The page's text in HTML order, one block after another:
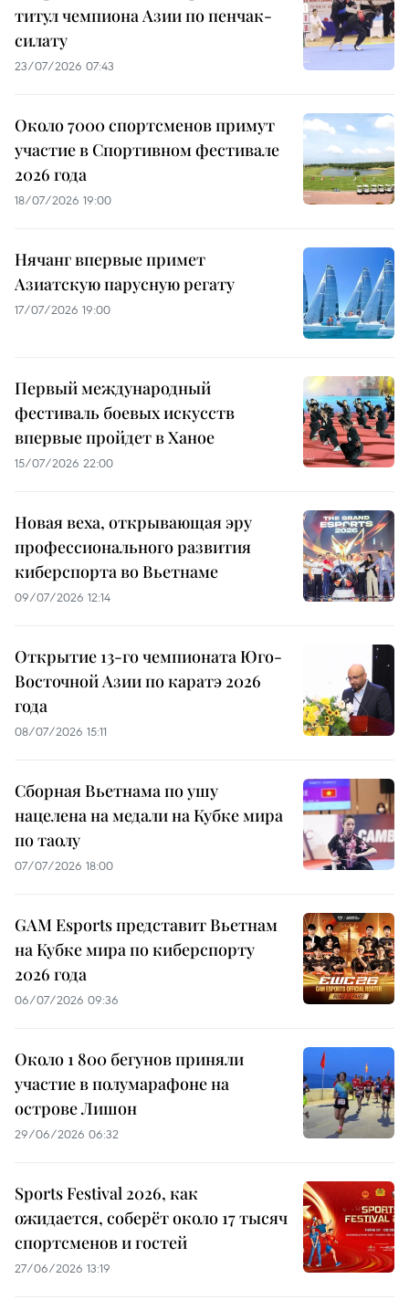
титул чемпиона Азии по пенчак-
силату
23/07/2026 07:43
Около 7000 спортсменов примут
участие в Спортивном фестивале
2026 года
18/07/2026 19:00
Нячанг впервые примет
Азиатскую парусную регату
17/07/2026 19:00
Первый международный
фестиваль боевых искусств
впервые пройдет в Ханое
15/07/2026 22:00
Новая веха, открывающая эру
профессионального развития
киберспорта во Вьетнаме
09/07/2026 12:14
Открытие 13-го чемпионата Юго-
Восточной Азии по каратэ 2026
года
08/07/2026 15:11
Сборная Вьетнама по ушу
нацелена на медали на Кубке мира
по таолу
07/07/2026 18:00
GAM Esports представит Вьетнам
на Кубке мира по киберспорту
2026 года
06/07/2026 09:36
Около 1 800 бегунов приняли
участие в полумарафоне на
острове Лишон
29/06/2026 06:32
Sports Festival 2026, как
ожидается, соберёт около 17 тысяч
спортсменов и гостей
27/06/2026 13:19